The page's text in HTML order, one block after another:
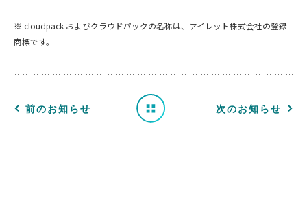
※ cloudpack およびクラウドパックの名称は、アイレット株式会社の登録
商標です。
前のお知らせ
せ
一 次のお知らせ